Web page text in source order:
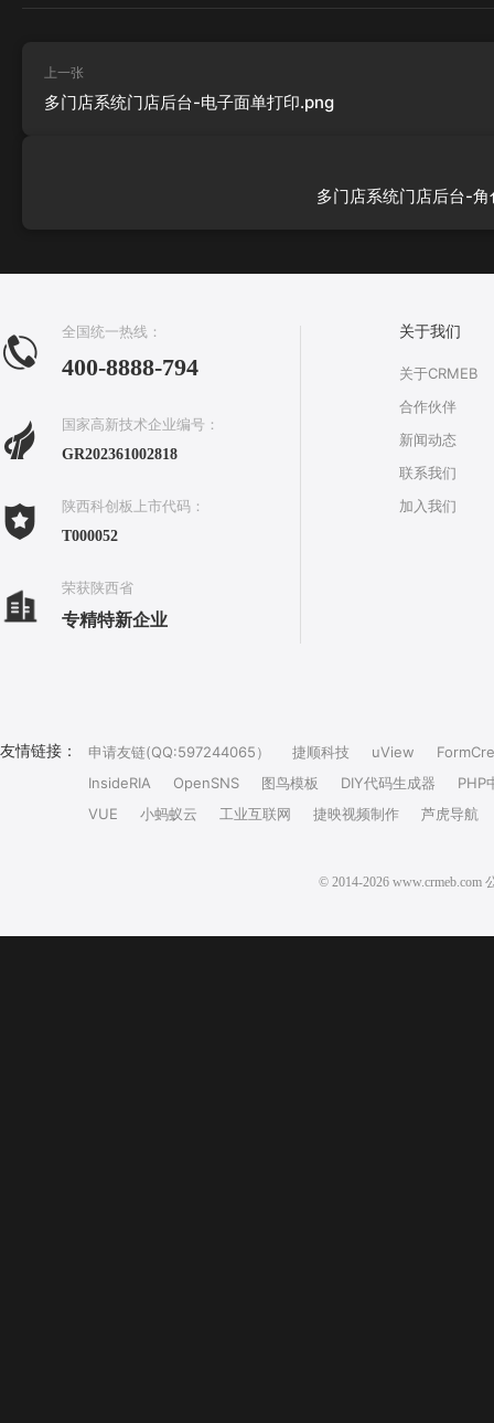
上一张
多门店系统门店后台-电子面单打印.png
多门店系统门店后台-
全国统一热线：
400-8888-794
国家高新技术企业编号：
GR202361002818
陕西科创板上市代码：
T000052
荣获陕西省
专精特新企业
关于我们
关于CRMEB
合作伙伴
新闻动态
联系我们
加入我们
友情链接： 申请友链(QQ:597244065） 捷顺科技 uView
InsideRIA
OpenSNS 图鸟模板 DIY代码生成器
PHP
VUE
小蚂蚁云 工业互联网 捷映视频制作 芦虎导航
© 2014-2026